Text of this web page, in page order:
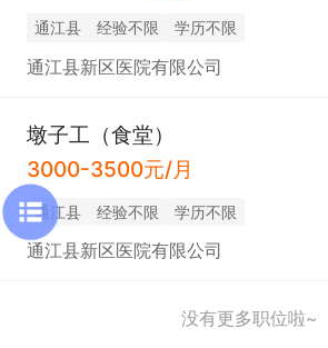
通江县 经验不限 学历不限
通江县新区医院有限公司
墩子工（食堂）
3000-3500元/月
通江县 经验不限 学历不限
通江县新区医院有限公司
没有更多职位啦~